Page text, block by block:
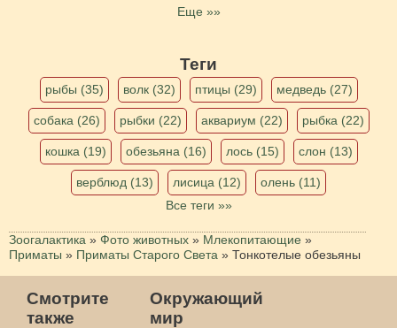
Еще »»
Теги
рыбы (35) волк (32) птицы (29) медведь (27)
собака (26) рыбки (22) аквариум (22) рыбка (22)
кошка (19) обезьяна (16) лось (15) слон (13)
верблюд (13) лисица (12)
олень (11)
Все теги »»
Зоогалактика » Фото животных » Млекопитающие »
Приматы » Приматы Старого Света » Тонкотелые обезьяны
Смотрите
также
Окружающий
мир